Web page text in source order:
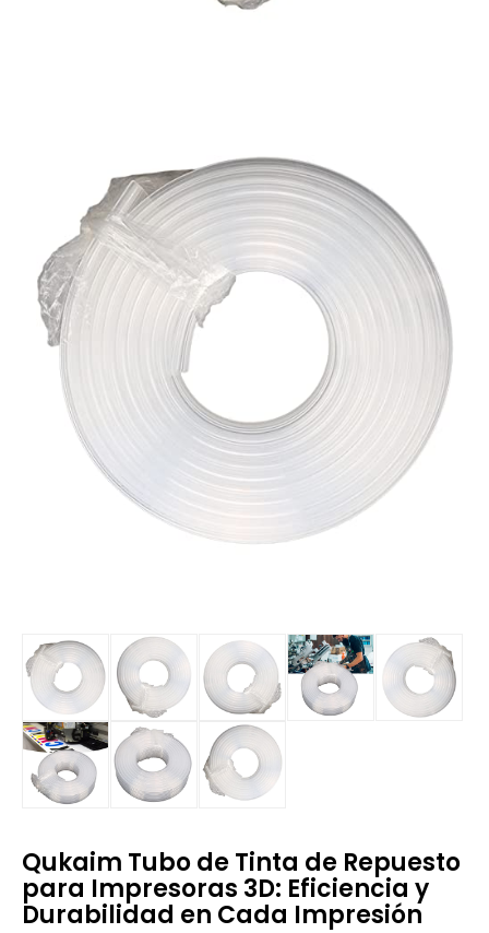
Qukaim Tubo de Tinta de Repuesto
para Impresoras 3D: Eficiencia y
Durabilidad en Cada Impresión